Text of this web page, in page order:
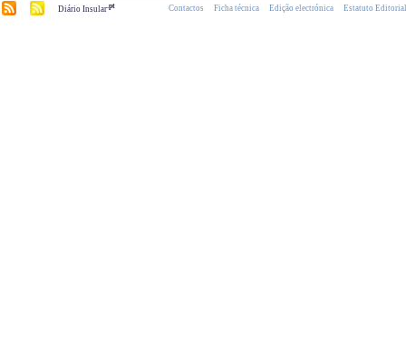
Diário Insular.pt Contactos Ficha técnica Edição electrónica Estatuto Editorial